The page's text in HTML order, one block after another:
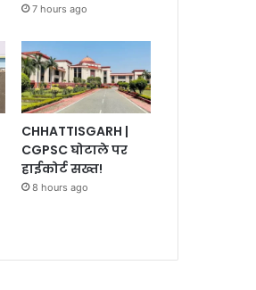
7 hours ago
CHHATTISGARH |
CGPSC घोटाले पर
हाईकोर्ट सख्त!
8 hours ago